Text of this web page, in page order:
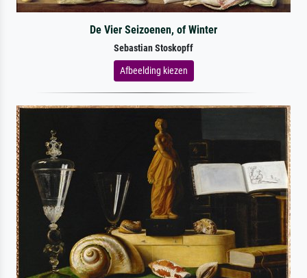
De Vier Seizoenen, of Winter
Sebastian Stoskopff
Afbeelding kiezen